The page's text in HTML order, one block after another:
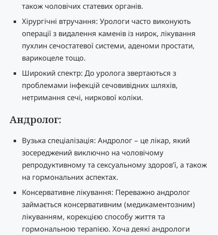
також чоловічих статевих органів.
Хірургічні втручання: Урологи часто виконують
операції з видалення каменів із нирок, лікування
пухлин сечостатевої системи, аденоми простати,
варикоцеле тощо.
Широкий спектр: До уролога звертаються з
проблемами інфекцій сечовивідних шляхів,
нетримання сечі, ниркової коліки.
Андролог:
Вузька спеціалізація: Андролог – це лікар, який
зосереджений виключно на чоловічому
репродуктивному та сексуальному здоров’ї, а також
на гормональних аспектах.
Консервативне лікування: Переважно андролог
займається консервативним (медикаментозним)
лікуванням, корекцією способу життя та
гормональною терапією. Хоча деякі андрологи